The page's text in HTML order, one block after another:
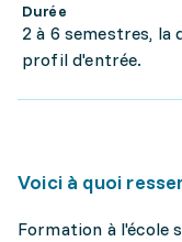
Durée
2 à 6 semestres, la
profil d'entrée.
Voici à quoi
Formation à l'école